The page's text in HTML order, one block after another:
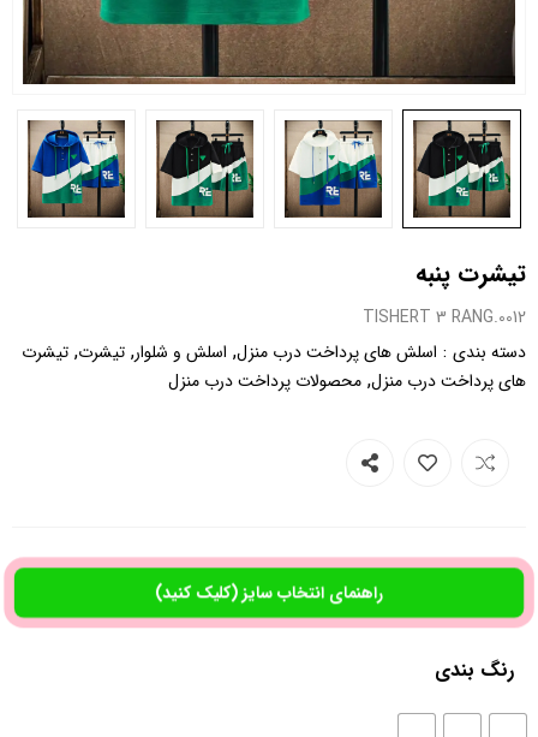
تیشرت پنبه
0012.TISHERT 3 RANG
دسته بندی : اسلش های پرداخت درب منزل, اسلش و شلوار, تیشرت, تیشرت
های پرداخت درب منزل, محصولات پرداخت درب منزل
راهنمای انتخاب سایز (کلیک کنید)
رنگ بندی